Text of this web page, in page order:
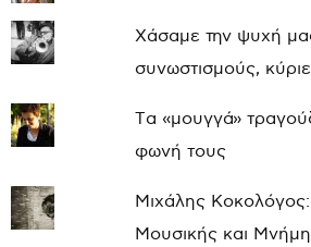
Χάσαμε την ψυχή
συνωστισμούς,
Τα «μουγγά»
φωνή τους
Μιχάλης
Μουσικής και